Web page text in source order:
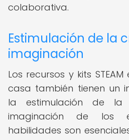
colaborativa.
Estimulación de la
imaginación
Los recursos y kits
casa también tienen un
la estimulación de
imaginación de los
habilidades son